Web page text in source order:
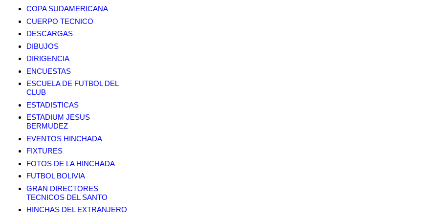
COPA SUDAMERICANA
CUERPO TECNICO
DESCARGAS
DIBUJOS
DIRIGENCIA
ENCUESTAS
ESCUELA DE FUTBOL DEL
CLUB
ESTADISTICAS
ESTADIUM JESUS
BERMUDEZ
EVENTOS HINCHADA
FIXTURES
FOTOS DE LA HINCHADA
FUTBOL BOLIVIA
GRAN DIRECTORES
TECNICOS DEL SANTO
HINCHAS DEL EXTRANJERO